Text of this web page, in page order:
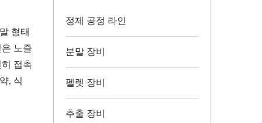
형태
노즐
접촉
, 식
정제 공정 라인
분말 장비
펠렛 장비
추출 장비